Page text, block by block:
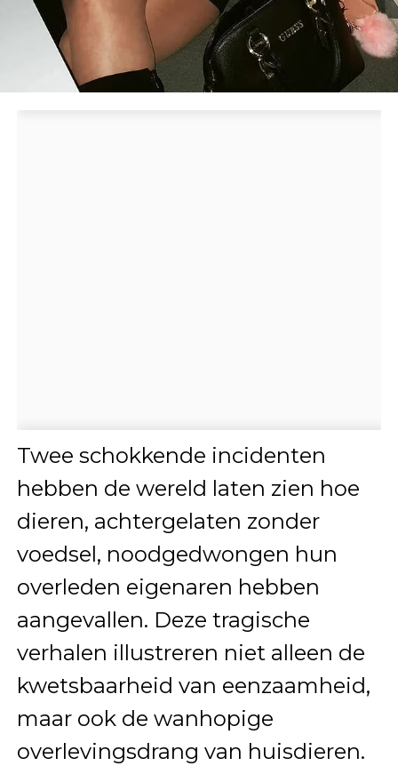
Twee schokkende incidenten
hebben de wereld laten zien hoe
dieren, achtergelaten zonder
voedsel, noodgedwongen hun
overleden eigenaren hebben
aangevallen. Deze tragische
verhalen illustreren niet alleen de
kwetsbaarheid van eenzaamheid,
maar ook de wanhopige
overlevingsdrang van huisdieren.